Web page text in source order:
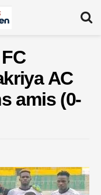
AC
amis (0-